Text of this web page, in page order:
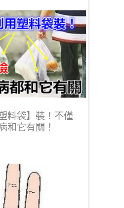
料袋】裝！不僅
和它有關！